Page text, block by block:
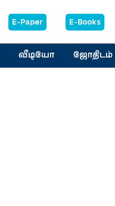
E-Paper E-Books
வீடியோ ஜோதிடம்